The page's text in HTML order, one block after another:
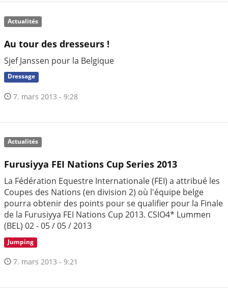
Actualités
Au tour des dresseurs !
Sjef Janssen pour la Belgique
Dressage
7. mars 2013 - 9:28
Actualités
Furusiyya FEI Nations Cup Series 2013
La Fédération Equestre Internationale (FEI) a attribué les
Coupes des Nations (en division 2) où l'équipe belge
pourra obtenir des points pour se qualifier pour la Finale
de la Furusiyya FEI Nations Cup 2013. CSIO4* Lummen
(BEL) 02 - 05 / 05 / 2013
Jumping
7. mars 2013 - 9:21